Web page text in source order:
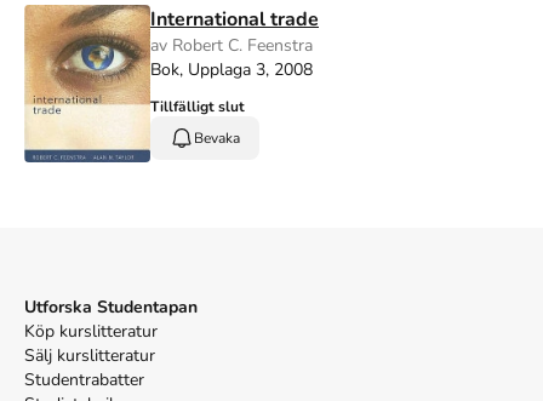
International trade
av Robert C. Feenstra
Bok, Upplaga 3, 2008
Tillfälligt slut
Bevaka
Utforska Studentapan
Köp kurslitteratur
Sälj kurslitteratur
Studentrabatter